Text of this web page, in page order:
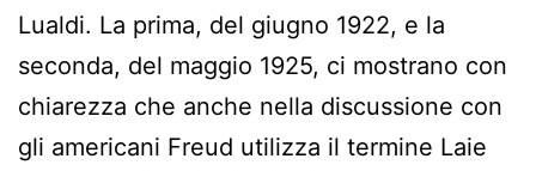
Lualdi. La prima, del giugno 1922, e la
seconda, del maggio 1925, ci mostrano con
chiarezza che anche nella discussione con
gli americani Freud utilizza il termine Laie